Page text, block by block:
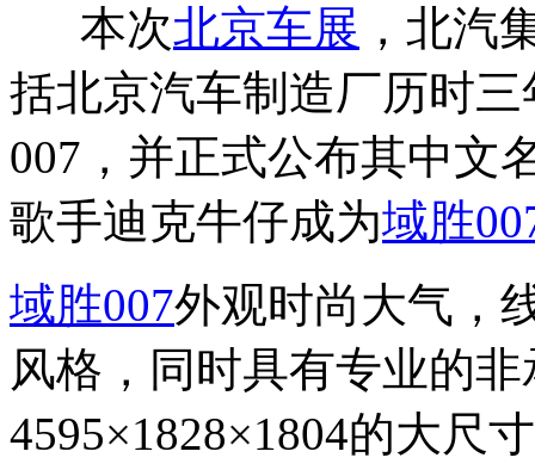
本次北京车展 ，北汽
括北京汽车制造厂历时
007，并正式公布其中文
歌手迪克牛仔成为域胜
域胜007外观时尚大气，
风格，同时具有专业的
4595×1828×1804的大尺